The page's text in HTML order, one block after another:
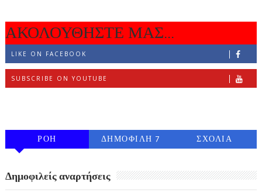
ΑΚΟΛΟΥΘΗΣΤΕ ΜΑΣ...
LIKE ON FACEBOOK
SUBSCRIBE ON YOUTUBE
ΡΟΗ
ΔΗΜΟΦΙΛΗ 7
ΣΧΟΛΙΑ
Δημοφιλείς αναρτήσεις